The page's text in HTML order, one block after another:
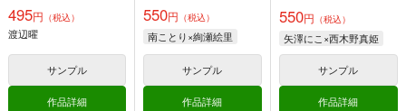
2人の花嫁
Hなほんやさん、。
440 （税込）
ラブライブ！
のぞ×えり
MOMENT NOVELS
すたーすかい
1,100円
ラブライブ！
Strawberry Milk Vol.
いちごみるく
（税込）
魔法少女リリカルなのは
495円 （税込）
渡辺曜
サンプル
作品詳細
550円 （税込）
南ことり×絢瀬絵里
サンプル
作品詳細
550円 （税込）
矢澤にこ×西木野真姫
サンプル
作品詳細